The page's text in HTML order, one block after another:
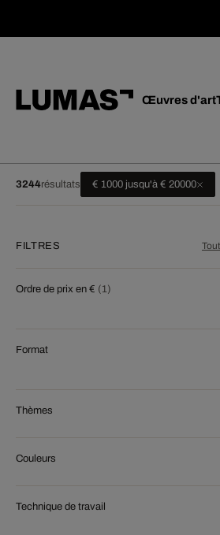
Œuvres d'art
3244résultats € 1000 jusqu'à € 20000
FILTRES
Ordre de prix en € (1)
Format
Thèmes
Couleurs
Technique de travail